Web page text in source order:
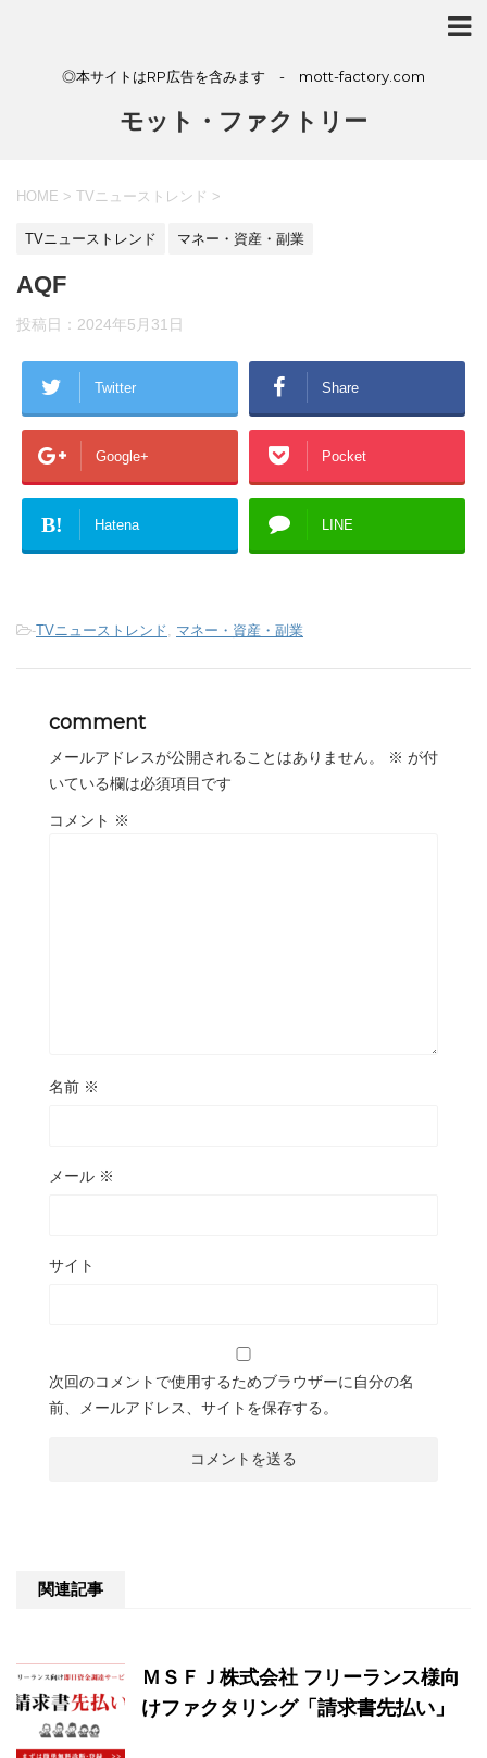
◎本サイトはRP広告を含みます - mott-factory.com
モット・ファクトリー
HOME > TVニューストレンド >
TVニューストレンド マネー・資産・副業
AQF
投稿日： 2024年5月31日
Twitter Share
Google+ Pocket
B! Hatena LINE
-TVニューストレンド, マネー・資産・副業
comment
メールアドレスが公開されることはありません。 ※ が付
いている欄は必須項目です
コメント ※
名前 ※
メール ※
サイト
次回のコメントで使用するためブラウザーに自分の名
前、メールアドレス、サイトを保存する。
関連記事
ＭＳＦＪ株式会社 フリーランス様向
けファクタリング「請求書先払い」